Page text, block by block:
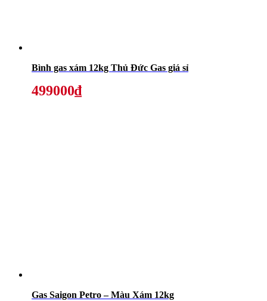
Bình gas xám 12kg Thủ Đức Gas giá sỉ
499000₫
Gas Saigon Petro – Màu Xám 12kg